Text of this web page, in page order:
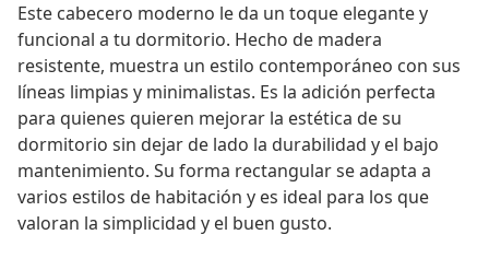
Este cabecero moderno le da un toque elegante y
funcional a tu dormitorio. Hecho de madera
resistente, muestra un estilo contemporáneo con sus
líneas limpias y minimalistas. Es la adición perfecta
para quienes quieren mejorar la estética de su
dormitorio sin dejar de lado la durabilidad y el bajo
mantenimiento. Su forma rectangular se adapta a
varios estilos de habitación y es ideal para los que
valoran la simplicidad y el buen gusto.